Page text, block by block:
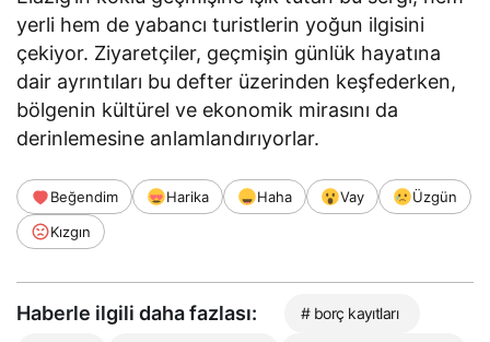
yerli hem de yabancı turistlerin yoğun ilgisini
çekiyor. Ziyaretçiler, geçmişin günlük hayatına
dair ayrıntıları bu defter üzerinden keşfederken,
bölgenin kültürel ve ekonomik mirasını da
derinlemesine anlamlandırıyorlar.
Beğendim Harika Haha Vay
Üzgün
Kızgın
Haberle ilgili daha fazlası: # borç kayıtları